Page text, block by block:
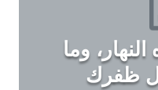
وما
ظفرك